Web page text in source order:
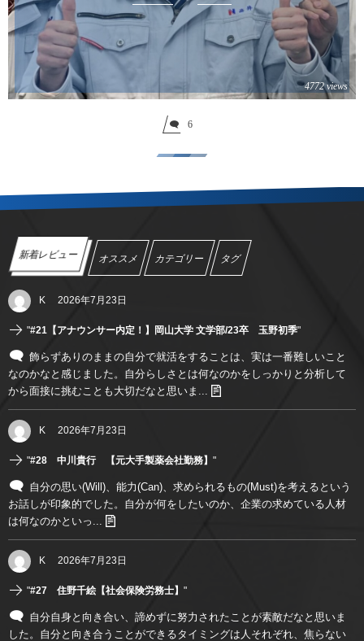
4772 views
6
新着レビュー オススメ カテゴリー タグ
K 2026年7月23日
"#21【アナウンサー内定！】岡山大学 文学部/23卒 玉野初季"
飾らずありのままの自分で就活をすることは、実は一番難しいこと
なのかなと感じました。自分らしさとは何なのかをしっかりと分析して
から面接に挑むことも大切だなと思いま...
K 2026年7月23日
"#28 中川貴行 【元大手製薬会社勤務】 "
自分の思い(Will)、能力(Can)、求められるもの(Must)を考えるという
お話しが印象的でした。自分が何をしたいのか、企業の求めている人材
は何なのかといっ...
K 2026年7月23日
"#27 住野千絵【社会保険労務士】 "
自分自身と向き合い、諦めずに努力されたことが素敵だなと思いま
した。自分と向き合うことができるタイミングは人それぞれ、焦らない